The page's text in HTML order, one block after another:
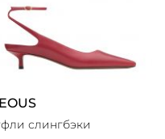
слингбэки